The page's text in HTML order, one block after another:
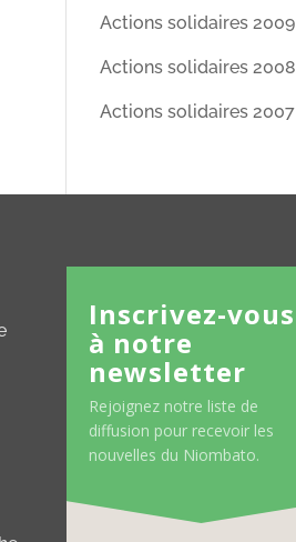
Actions solidaires 2009
Actions solidaires 2008
Actions solidaires 2007
Inscrivez-vous
à notre
newsletter
Rejoignez notre liste de
diffusion pour recevoir les
nouvelles du Niombato.